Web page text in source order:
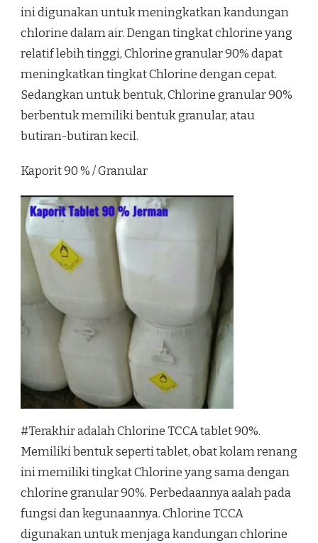
ini digunakan untuk meningkatkan kandungan
chlorine dalam air. Dengan tingkat chlorine yang
relatif lebih tinggi, Chlorine granular 90% dapat
meningkatkan tingkat Chlorine dengan cepat.
Sedangkan untuk bentuk, Chlorine granular 90%
berbentuk memiliki bentuk granular, atau
butiran-butiran kecil.
Kaporit 90 % / Granular
#Terakhir adalah Chlorine TCCA tablet 90%.
Memiliki bentuk seperti tablet, obat kolam renang
ini memiliki tingkat Chlorine yang sama dengan
chlorine granular 90%. Perbedaannya aalah pada
fungsi dan kegunaannya. Chlorine TCCA
digunakan untuk menjaga kandungan chlorine